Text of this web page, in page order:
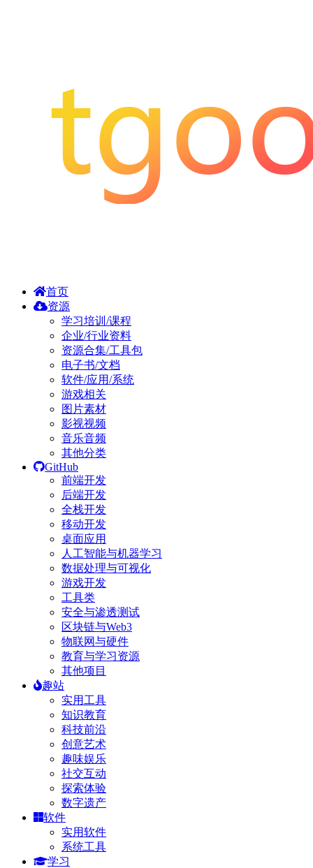
首页
资源
学习培训/课程
企业/行业资料
资源合集/工具包
电子书/文档
软件/应用/系统
游戏相关
图片素材
影视视频
音乐音频
其他分类
GitHub
前端开发
后端开发
全栈开发
移动开发
桌面应用
人工智能与机器学习
数据处理与可视化
游戏开发
工具类
安全与渗透测试
区块链与Web3
物联网与硬件
教育与学习资源
其他项目
趣站
实用工具
知识教育
科技前沿
创意艺术
趣味娱乐
社交互动
探索体验
数字遗产
软件
实用软件
系统工具
学习